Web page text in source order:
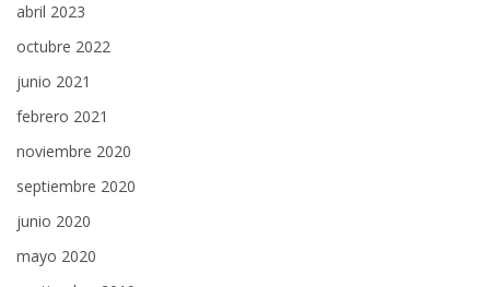
abril 2023
octubre 2022
junio 2021
febrero 2021
noviembre 2020
septiembre 2020
junio 2020
mayo 2020